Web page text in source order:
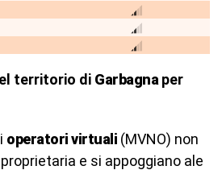
territorio di Garbagna per
operatori virtuali (MVNO) non
e si appoggiano ale